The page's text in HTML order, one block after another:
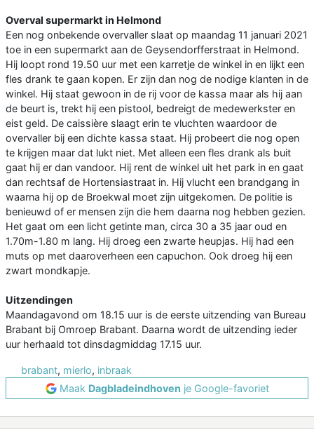
Overval supermarkt in Helmond
Een nog onbekende overvaller slaat op maandag 11 januari 2021
toe in een supermarkt aan de Geysendorfferstraat in Helmond.
Hij loopt rond 19.50 uur met een karretje de winkel in en lijkt een
fles drank te gaan kopen. Er zijn dan nog de nodige klanten in de
winkel. Hij staat gewoon in de rij voor de kassa maar als hij aan
de beurt is, trekt hij een pistool, bedreigt de medewerkster en
eist geld. De caissière slaagt erin te vluchten waardoor de
overvaller bij een dichte kassa staat. Hij probeert die nog open
te krijgen maar dat lukt niet. Met alleen een fles drank als buit
gaat hij er dan vandoor. Hij rent de winkel uit het park in en gaat
dan rechtsaf de Hortensiastraat in. Hij vlucht een brandgang in
waarna hij op de Broekwal moet zijn uitgekomen. De politie is
benieuwd of er mensen zijn die hem daarna nog hebben gezien.
Het gaat om een licht getinte man, circa 30 a 35 jaar oud en
1.70m-1.80 m lang. Hij droeg een zwarte heupjas. Hij had een
muts op met daaroverheen een capuchon. Ook droeg hij een
zwart mondkapje.
Uitzendingen
Maandagavond om 18.15 uur is de eerste uitzending van Bureau
Brabant bij Omroep Brabant. Daarna wordt de uitzending ieder
uur herhaald tot dinsdagmiddag 17.15 uur.
brabant, mierlo, inbraak
Maak Dagbladeindhoven je Google-favoriet